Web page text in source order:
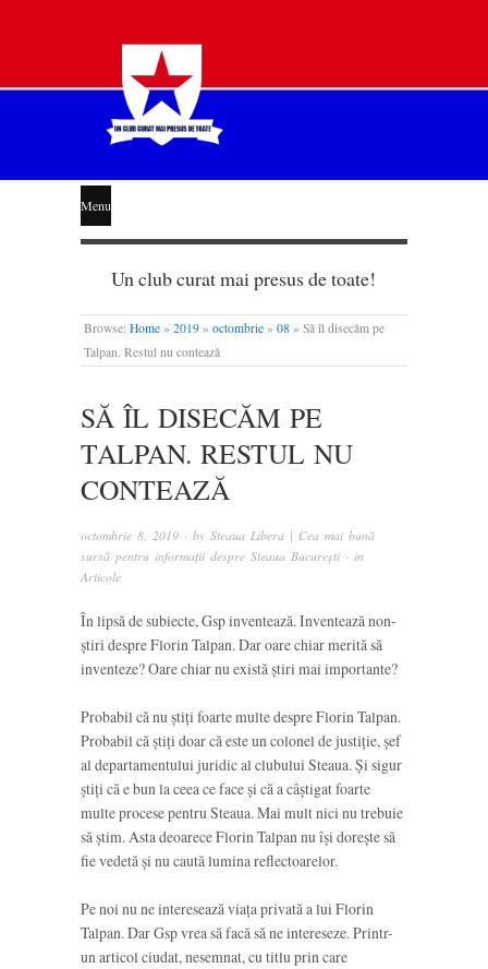
STEAUA
LIBERĂ
Menu
Un club curat mai presus de toate!
Browse: Home » 2019 » octombrie » 08 » Să îl disecăm pe
Talpan. Restul nu contează
SĂ ÎL DISECĂM PE
TALPAN. RESTUL NU
CONTEAZĂ
octombrie 8, 2019 · by Steaua Libera | Cea mai bună
sursă pentru informații despre Steaua București · in
Articole
În lipsă de subiecte, Gsp inventează. Inventează non-
știri despre Florin Talpan. Dar oare chiar merită să
inventeze? Oare chiar nu există știri mai importante?
Probabil că nu știți foarte multe despre Florin Talpan.
Probabil că știți doar că este un colonel de justiție, șef
al departamentului juridic al clubului Steaua. Și sigur
știți că e bun la ceea ce face și că a câștigat foarte
multe procese pentru Steaua. Mai mult nici nu trebuie
să știm. Asta deoarece Florin Talpan nu își dorește să
fie vedetă și nu caută lumina reflectoarelor.
Pe noi nu ne interesează viața privată a lui Florin
Talpan. Dar Gsp vrea să facă să ne intereseze. Printr-
un articol ciudat, nesemnat, cu titlu prin care